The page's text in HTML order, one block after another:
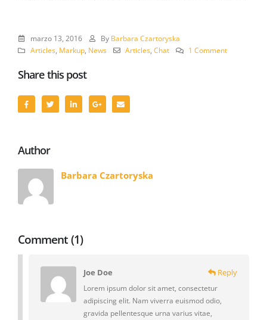
marzo 13, 2016 By Barbara Czartoryska
Articles, Markup, News Articles,Chat 1 Comment
Share this post
Author
Barbara Czartoryska
Comment (1)
Joe Doe Reply
Lorem ipsum dolor sit amet, consectetur
adipiscing elit. Nam viverra euismod odio,
gravida pellentesque urna varius vitae,